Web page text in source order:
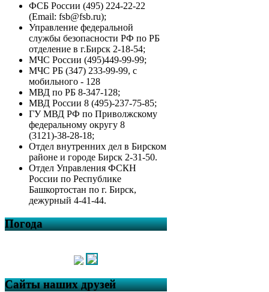
ФСБ России (495) 224-22-22
(Email: fsb@fsb.ru);
Управление федеральной
службы безопасности РФ по РБ
отделение в г.Бирск 2-18-54;
МЧС России (495)449-99-99;
МЧС РБ (347) 233-99-99, с
мобильного - 128
МВД по РБ 8-347-128;
МВД России 8 (495)-237-75-85;
ГУ МВД РФ по Приволжскому
федеральному округу 8
(3121)-38-28-18;
Отдел внутренних дел в Бирском
районе и городе Бирск 2-31-50.
Отдел Управления ФСКН
России по Республике
Башкортостан по г. Бирск,
дежурный 4-41-44.
Погода
Сайты наших друзей